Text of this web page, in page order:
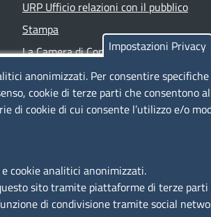
URP Ufficio relazioni con il pubblico
Stampa
La Camera di Commercio oggi
Azienda speciale PromoFirenze
Siti tematici
Impostazioni Privacy
anonimizzati. Per consentire
cookie di terze parti che
di cookie di cui consente l’utilizzo e/o
cookie analitici anonimizzati.
sito tramite piattaforme di terze parti
di condivisione tramite social